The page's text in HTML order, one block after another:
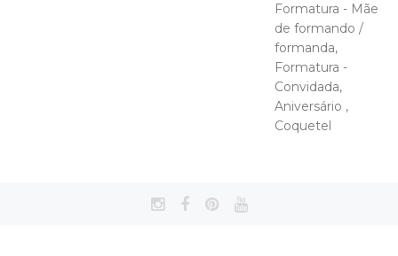
Formatura - Mãe
de formando /
formanda,
Formatura -
Convidada,
Aniversário ,
Coquetel